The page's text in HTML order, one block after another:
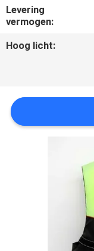
PRIVACY
POLICY
Levering
vermogen:
Hoog licht: